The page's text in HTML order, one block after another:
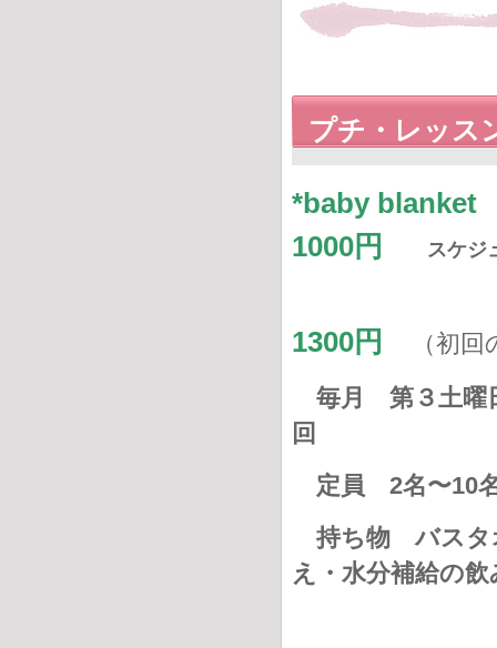
プチ・レッス
*baby
1000円
スケジ
1300円
（初
毎月 第３土
回
定員 2名〜10
持ち物バスタ
え・水分補給の